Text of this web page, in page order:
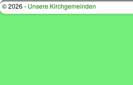
© 2026 - Unsere Kirchgemeinden